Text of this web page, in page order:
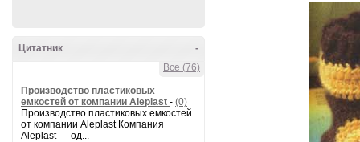
-
Цитатник
Все (76)
Производство пластиковых
емкостей от компании Aleplast - (0)
Производство пластиковых емкостей
от компании Aleplast Компания
Aleplast — од...